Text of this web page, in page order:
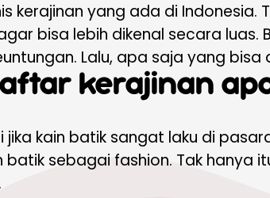
kerajinan yang ada di
bisa lebih dikenal secara
Lalu, apa saja yang
kerajinan
jika kain batik sangat laku di
sebagai fashion. Tak hanya